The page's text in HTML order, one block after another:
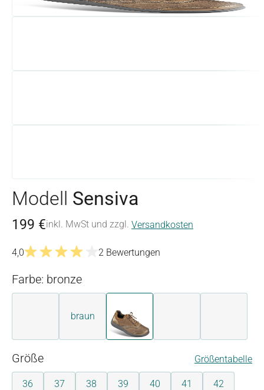
Modell Sensiva
199 €inkl. MwSt und zzgl. Versandkosten
4,0
2 Bewertungen
Farbe: bronze
braun bronze
Größeauswählen Größentabelle
36 37 38 39 40 41 42